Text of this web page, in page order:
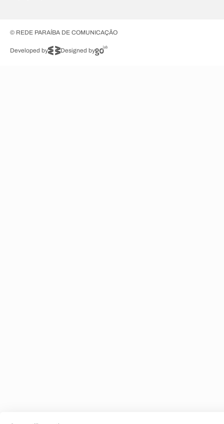
© REDE PARAÍBA DE COMUNICAÇÃO
Developed by Designed by